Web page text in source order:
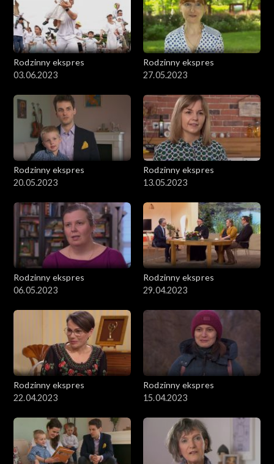
Rodzinny ekspres
03.06.2023
Rodzinny ekspres
27.05.2023
Rodzinny ekspres
20.05.2023
Rodzinny ekspres
13.05.2023
Rodzinny ekspres
06.05.2023
Rodzinny ekspres
29.04.2023
Rodzinny ekspres
22.04.2023
Rodzinny ekspres
15.04.2023